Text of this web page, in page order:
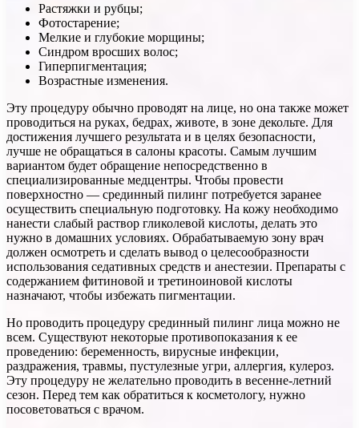
Растяжки и рубцы;
Фотостарение;
Мелкие и глубокие морщины;
Синдром вросших волос;
Гиперпигментация;
Возрастные изменения.
Эту процедуру обычно проводят на лице, но она также может
проводиться на руках, бедрах, животе, в зоне декольте. Для
достижения лучшего результата и в целях безопасности,
лучше не обращаться в салоны красоты. Самым лучшим
вариантом будет обращение непосредственно в
специализированные медцентры. Чтобы провести
поверхностно — срединный пилинг потребуется заранее
осуществить специальную подготовку. На кожу необходимо
нанести слабый раствор гликолевой кислоты, делать это
нужно в домашних условиях. Обрабатываемую зону врач
должен осмотреть и сделать вывод о целесообразности
использования седативных средств и анестезии. Препараты с
содержанием фитиновой и третиноиновой кислоты
назначают, чтобы избежать пигментации.
Но проводить процедуру срединный пилинг лица можно не
всем. Существуют некоторые противопоказания к ее
проведению: беременность, вирусные инфекции,
раздражения, травмы, пустулезные угри, аллергия, кулероз.
Эту процедуру не желательно проводить в весенне-летний
сезон. Перед тем как обратиться к косметологу, нужно
посоветоваться с врачом.